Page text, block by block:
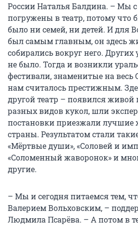
России Наталья Балдина. – Мы
погружены в театр, потому что
было ни семей, ни детей. И для
был самым главным, он здесь
собирались вокруг него. Других
не было. Тогда и возникли
фестивали, знаменитые на весь
нам считалось престижным.
другой театр – появился живой
разных видов кукол, шли
постановки приезжали лучшие
страны. Результатом стали
«Мёртвые души», «Соловей и
«Соломенный жаворонок» и
другие.
– Мы и сегодня питаемся тем,
Валерием Вольховским, –
Людмила Псарёва. – А потом в